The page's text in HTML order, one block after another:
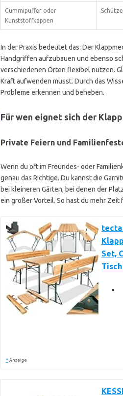
Gummipuffer oder
Kunststoffkappen
In der Praxis bedeutet das: Der
Handgriffen aufzubauen und ebenso
verschiedenen Orten flexibel nutzen.
Kraft aufwenden musst. Durch das
Probleme erkennen und beheben.
Für wen eignet sich der
Private Feiern und
Wenn du oft im Freundes- oder
genau das Richtige. Du kannst die
bei kleineren Gärten, bei denen der
ein großer Vorteil. So hast du mehr
Set,
* Anzeige